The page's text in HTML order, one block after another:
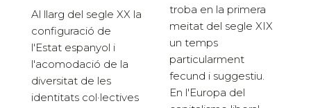
Al llarg del segle XX la
configuració de
l'Estat espanyol i
l'acomodació de la
diversitat de les
identitats col·lectives
troba en la primera
meitat del segle XIX
un temps
particularment
fecund i suggestiu.
En l'Europa del